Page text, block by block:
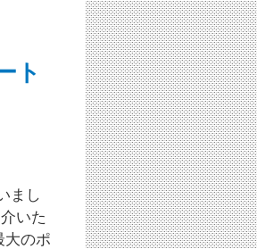
ト
まし
いた
大のポ